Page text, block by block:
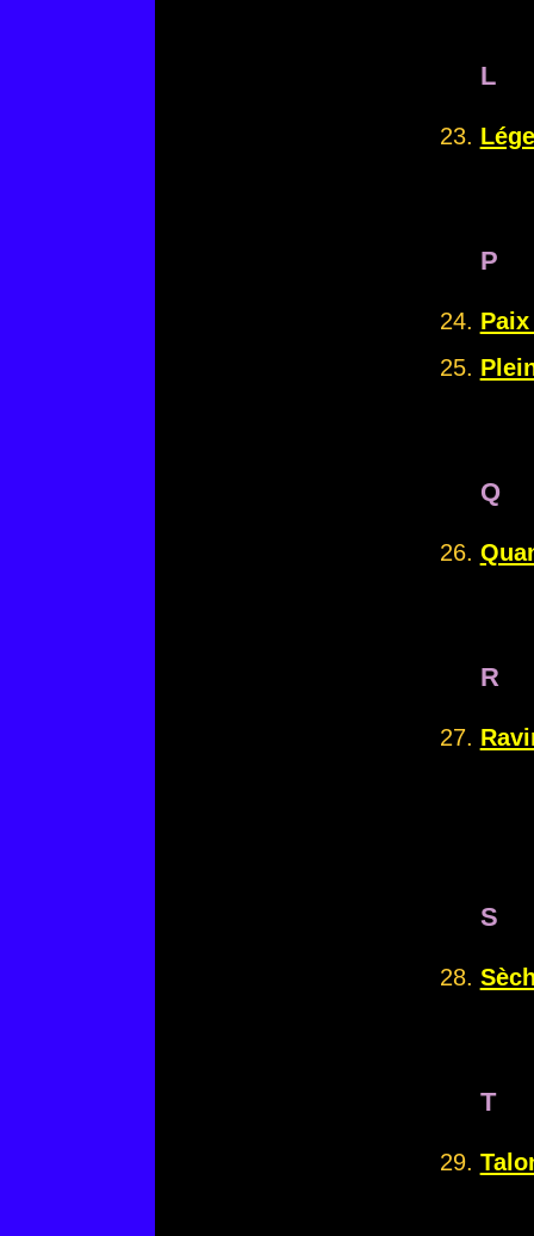
L
P
Q
R
S
T